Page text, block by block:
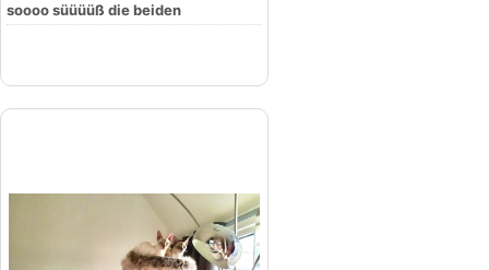
soooo süüüüß die beiden